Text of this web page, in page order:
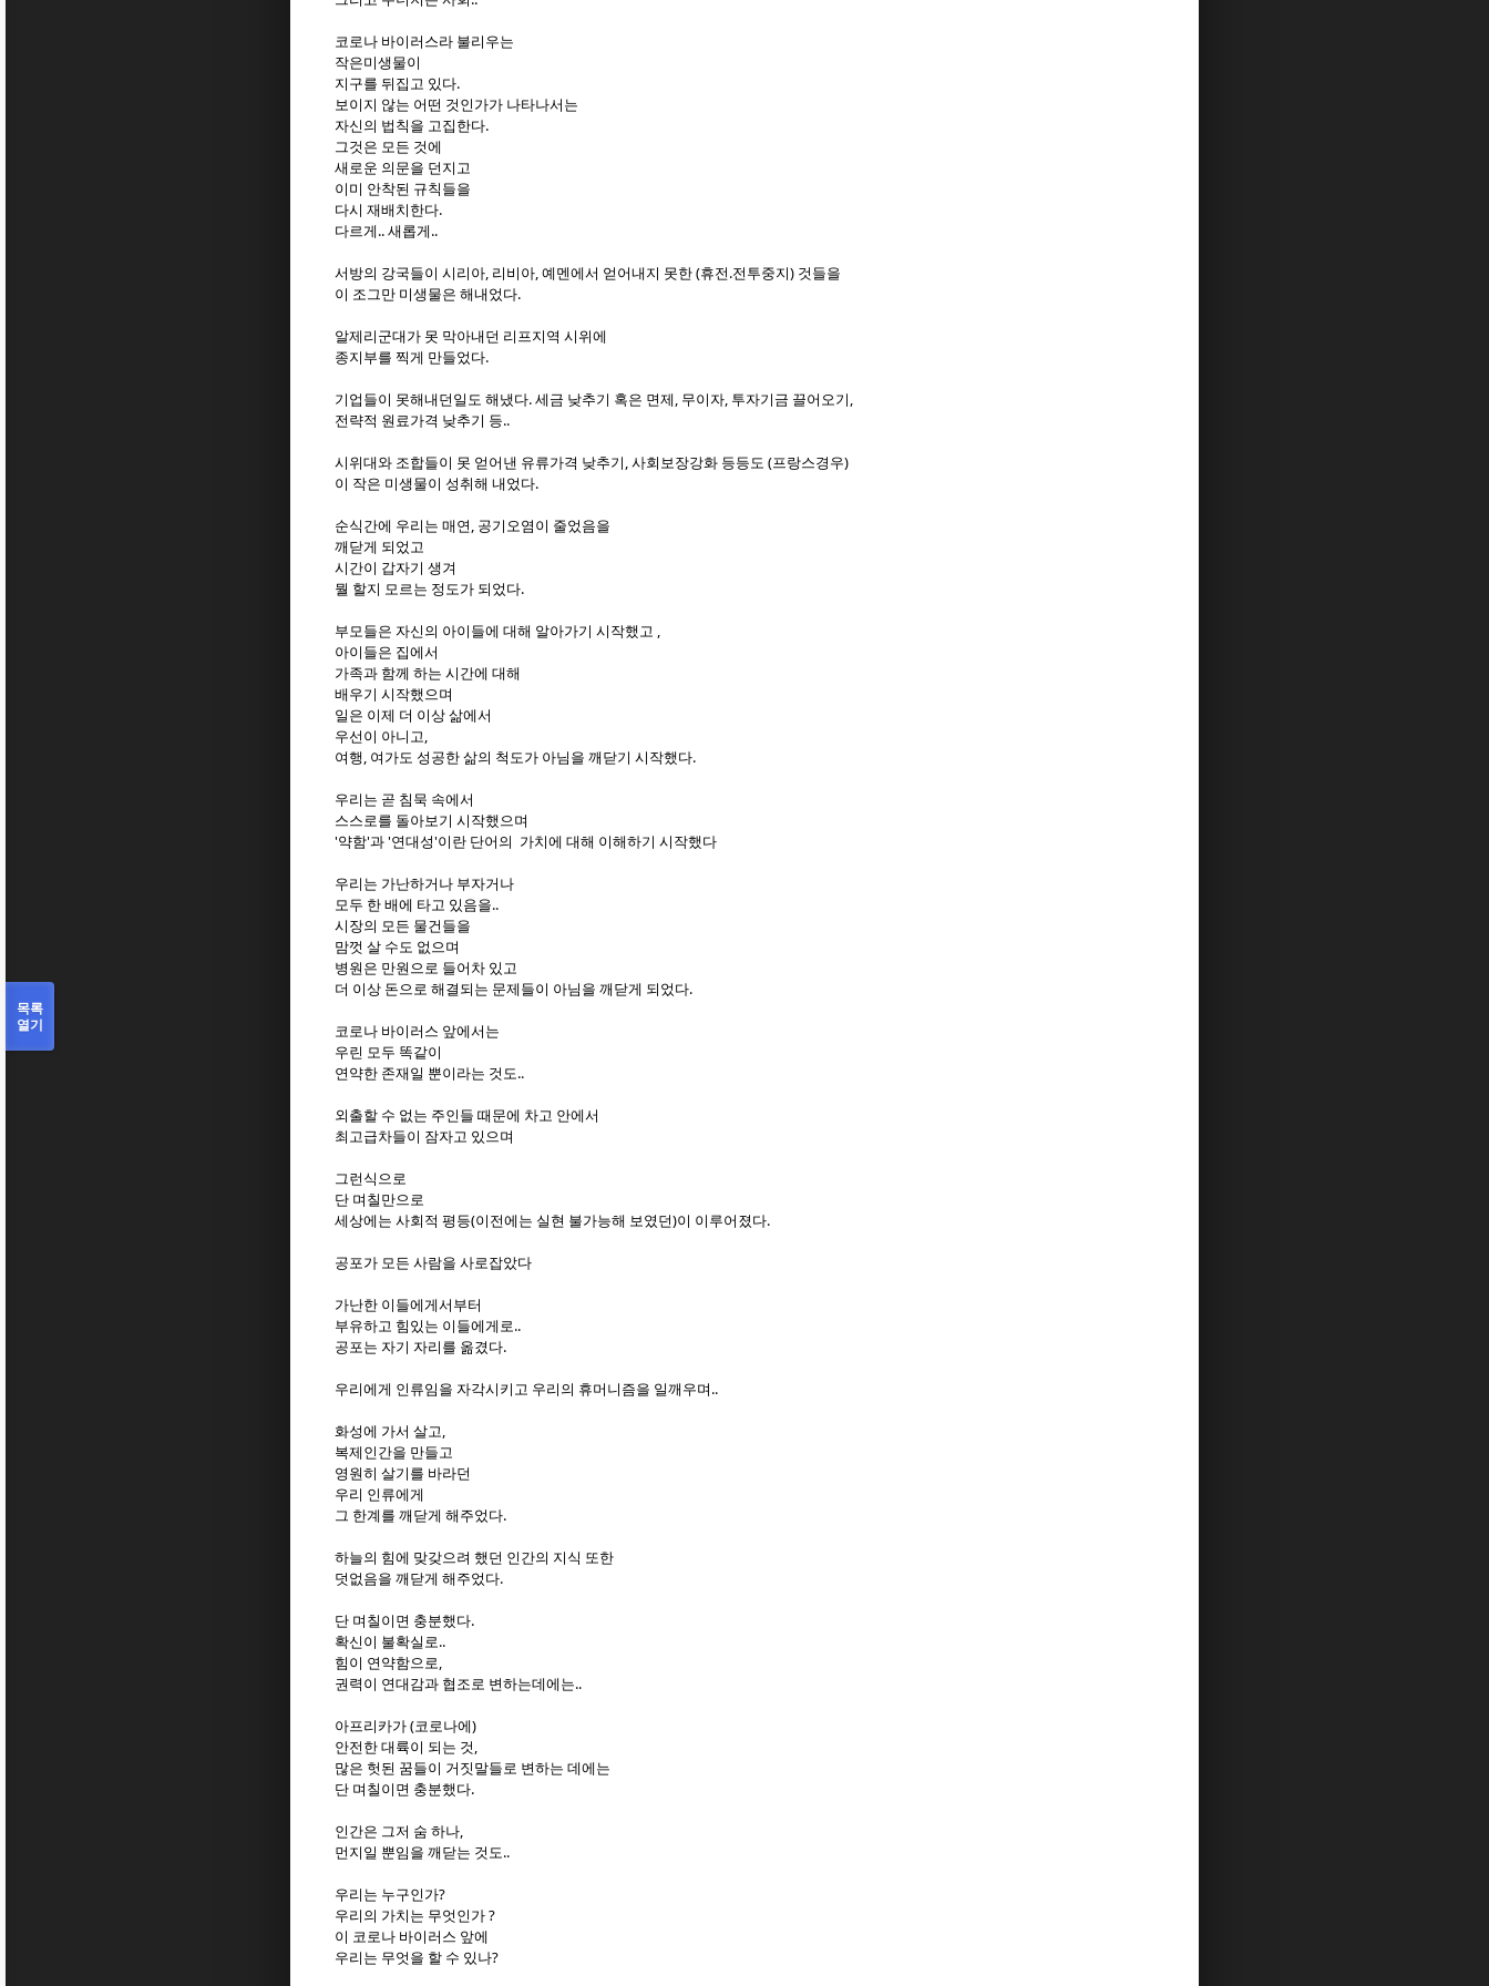
코로나 바이러스라 불리우는
작은미생물이
지구를 뒤집고 있다.
보이지 않는 어떤 것인가가 나타나서는
자신의 법칙을 고집한다.
그것은 모든 것에
새로운 의문을 던지고
이미 안착된 규칙들을
다시 재배치한다.
다르게.. 새롭게..
서방의 강국들이 시리아, 리비아, 예멘에서 얻어내지 못한 (휴전.전투중지) 것들을
이 조그만 미생물은 해내었다.
알제리군대가 못 막아내던 리프지역 시위에
종지부를 찍게 만들었다.
기업들이 못해내던일도 해냈다. 세금 낮추기 혹은 면제, 무이자, 투자기금 끌어오기,
전략적 원료가격 낮추기 등..
시위대와 조합들이 못 얻어낸 유류가격 낮추기, 사회보장강화 등등도 (프랑스경우)
이 작은 미생물이 성취해 내었다.
순식간에 우리는 매연, 공기오염이 줄었음을
깨닫게 되었고
시간이 갑자기 생겨
뭘 할지 모르는 정도가 되었다.
부모들은 자신의 아이들에 대해 알아가기 시작했고 ,
아이들은 집에서
가족과 함께 하는 시간에 대해
배우기 시작했으며
일은 이제 더 이상 삶에서
우선이 아니고,
여행, 여가도 성공한 삶의 척도가 아님을 깨닫기 시작했다.
우리는 곧 침묵 속에서
스스로를 돌아보기 시작했으며
'약함'과 '연대성'이란 단어의 가치에 대해 이해하기 시작했다
우리는 가난하거나 부자거나
모두 한 배에 타고 있음을..
시장의 모든 물건들을
맘껏 살 수도 없으며
병원은 만원으로 들어차 있고
더 이상 돈으로 해결되는 문제들이 아님을 깨닫게 되었다.
코로나 바이러스 앞에서는
우린 모두 똑같이
연약한 존재일 뿐이라는 것도..
외출할 수 없는 주인들 때문에 차고 안에서
최고급차들이 잠자고 있으며
그런식으로
단 며칠만으로
세상에는 사회적 평등(이전에는 실현 불가능해 보였던)이 이루어졌다.
공포가 모든 사람을 사로잡았다
가난한 이들에게서부터
부유하고 힘있는 이들에게로..
공포는 자기 자리를 옮겼다.
우리에게 인류임을 자각시키고 우리의 휴머니즘을 일깨우며..
화성에 가서 살고,
복제인간을 만들고
영원히 살기를 바라던
우리 인류에게
그 한계를 깨닫게 해주었다.
하늘의 힘에 맞갖으려 했던 인간의 지식 또한
덧없음을 깨닫게 해주었다.
단 며칠이면 충분했다.
확신이 불확실로..
힘이 연약함으로,
권력이 연대감과 협조로 변하는데에는..
아프리카가 (코로나에)
안전한 대륙이 되는 것,
많은 헛된 꿈들이 거짓말들로 변하는 데에는
단 며칠이면 충분했다.
인간은 그저 숨 하나,
먼지일 뿐임을 깨닫는 것도..
우리는 누구인가?
우리의 가치는 무엇인가 ?
이 코로나 바이러스 앞에
우리는 무엇을 할 수 있나?
목록
열기